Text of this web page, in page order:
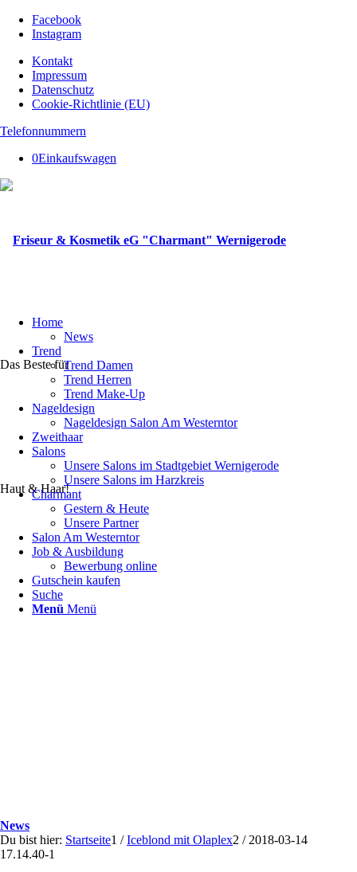
Facebook
Instagram
Kontakt
Impressum
Datenschutz
Cookie-Richtlinie (EU)
Telefonnummern
0Einkaufswagen
Das Beste für
Haut & Haar!
Home
News
Trend
Trend Damen
Trend Herren
Trend Make-Up
Nageldesign
Nageldesign Salon Am Westerntor
Zweithaar
Salons
Unsere Salons im Stadtgebiet Wernigerode
Unsere Salons im Harzkreis
Charmant
Gestern & Heute
Unsere Partner
Salon Am Westerntor
Job & Ausbildung
Bewerbung online
Gutschein kaufen
Suche
Menü Menü
News
Du bist hier: Startseite1 / Iceblond mit Olaplex2 / 2018-03-14
17.14.40-1